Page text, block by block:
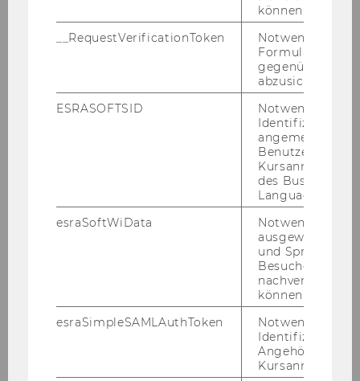
ver­trä­gen sowie Ar­beits­ver­trä­gen ent­spre­
chend den nä­he­ren Be­stim­mun­gen der Richt­
Projekt H2020 Fin Tech
Dr. Ronald Hochreiter
NEW LEARNING TECHNOLOGIES
Projektleit
Univ. Prof. Dr. Nikolaus Franke
Assoz. Prof. Dr. Peter Keinz
WU-Project Schneebaum 18 (GI -
Alyssa Schneebaum Ph.D.
können.
__RequestVerificationToken
Notwendig, um
gegenüber
abzusichern.
ESRASOFTSID
Notwendig zur
Identifizierung
angemeldeten
Benutzers im
des Business
Language
esraSoftWiData
Notwendig um
ausgewählte
und
Besuchers
nachverfolgen
können.
esraSimpleSAMLAuthToken
Notwendig zur
Identifizierung
Angehörige/r für
Kursanmeldung.